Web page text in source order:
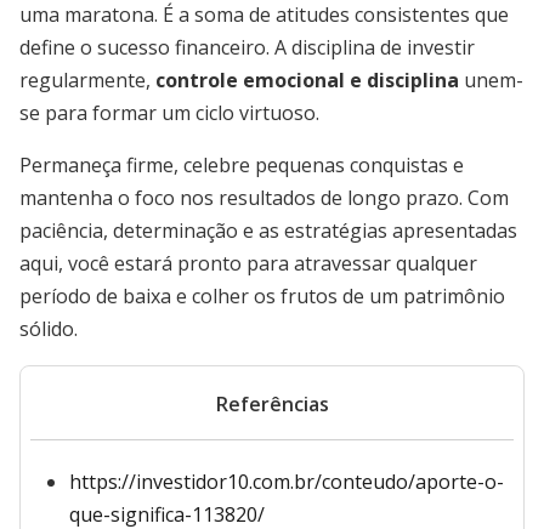
uma maratona. É a soma de atitudes consistentes que
define o sucesso financeiro. A disciplina de investir
regularmente, controle emocional e disciplina unem-
se para formar um ciclo virtuoso.
Permaneça firme, celebre pequenas conquistas e
mantenha o foco nos resultados de longo prazo. Com
paciência, determinação e as estratégias apresentadas
aqui, você estará pronto para atravessar qualquer
período de baixa e colher os frutos de um patrimônio
sólido.
Referências
https://investidor10.com.br/conteudo/aporte-o-
que-significa-113820/